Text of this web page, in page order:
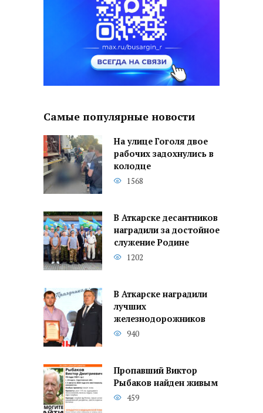
Самые популярные новости
На улице Гоголя двое
рабочих задохнулись в
колодце
1568
В Аткарске десантников
наградили за достойное
служение Родине
1202
В Аткарске наградили
лучших
железнодорожников
940
Пропавший Виктор
Рыбаков найден живым
459